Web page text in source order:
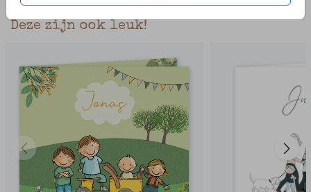
Deze zijn ook leuk!